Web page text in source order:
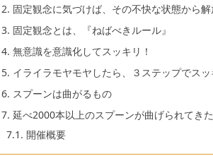
2. 固定観念に気づけば、その不快な状態から解
3. 固定観念とは、『ねばべきルール』
4. 無意識を意識化してスッキリ！
5. イライラモヤモヤしたら、３ステップでス
6. スプーンは曲がるもの
7. 延べ2000本以上のスプーンが曲げられてき
7.1. 開催概要